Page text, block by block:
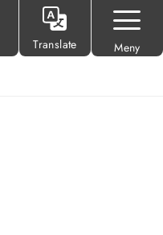
Meny
Translate